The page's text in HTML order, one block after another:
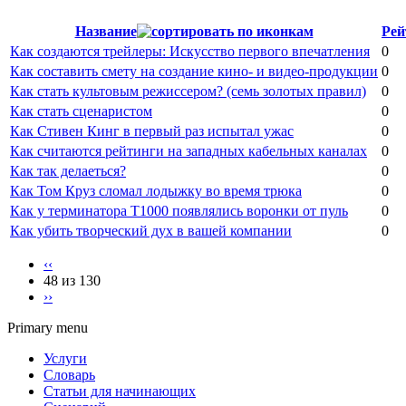
Название
Как создаются трейлеры: Искусство первого впечатления
0
Как составить смету на создание кино- и видео-продукции 0
Как стать культовым режиссером? (семь золотых правил)
0
Как стать сценаристом
0
Как Стивен Кинг в первый раз испытал ужас
0
Как считаются рейтинги на западных кабельных каналах
0
Как так делаеться?
0
Как Том Круз сломал лодыжку во время трюка
0
Как у терминатора Т1000 появлялись воронки от пуль
0
Как убить творческий дух в вашей компании
0
‹‹
48 из 130
››
Primary menu
Услуги
Словарь
Статьи для начинающих